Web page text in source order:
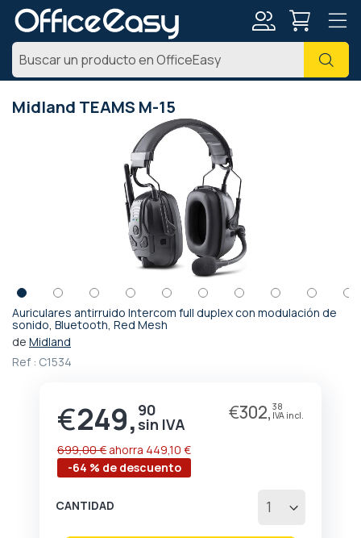
Midland TEAMS M-15
Auriculares antirruido Intercom full duplex con modulación de
sonido, Bluetooth, Red Mesh
de Midland
Ref : C1534
Precio
especial
€249, 90 €302, 38
-64 % de descuento
699,00 € ahorra 449,10 €
CANTIDAD
Saltar
al
de